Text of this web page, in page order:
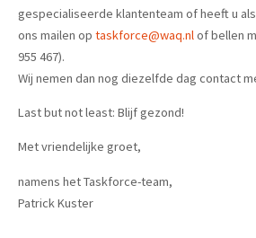
gespecialiseerde klantenteam of heeft u
ons mailen op taskforce@waq.nl of bellen
955 467).
Wij nemen dan nog diezelfde dag contact
Last but not least: Blijf gezond!
Met vriendelijke groet,
namens het Taskforce-team,
Patrick Kuster